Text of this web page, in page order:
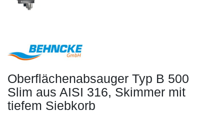
Oberflächenabsauger Typ B 500
Slim aus AISI 316, Skimmer mit
tiefem Siebkorb